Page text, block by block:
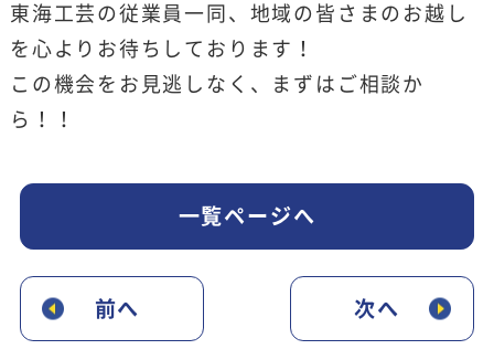
東海工芸の従業員一同、地域の皆さまのお越し
を心よりお待ちしております！
この機会をお見逃しなく、まずはご相談か
ら！！
前へ
一覧ページへ
次へ